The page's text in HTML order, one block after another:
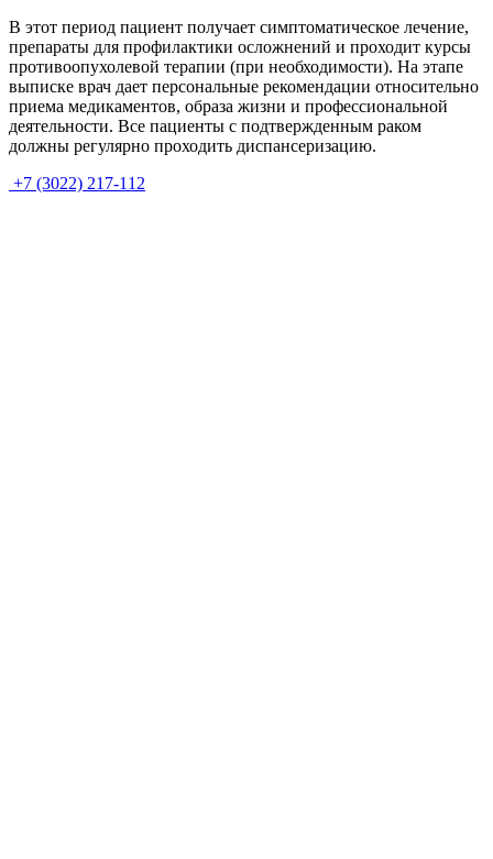
В этот период пациент получает симптоматическое лечение,
препараты для профилактики осложнений и проходит курсы
противоопухолевой терапии (при необходимости). На этапе
выписке врач дает персональные рекомендации относительно
приема медикаментов, образа жизни и профессиональной
деятельности. Все пациенты с подтвержденным раком
должны регулярно проходить диспансеризацию.
+7 (3022) 217-112